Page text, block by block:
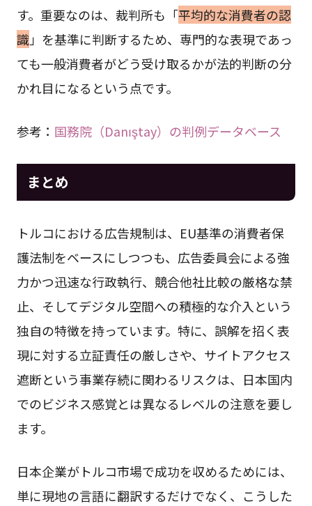
す。重要なのは、裁判所も「平均的な消費者の認
識」を基準に判断するため、専門的な表現であっ
ても一般消費者がどう受け取るかが法的判断の分
かれ目になるという点です。
参考： 国務院（Danıştay）の判例データベース
まとめ
トルコにおける広告規制は、EU基準の消費者保
護法制をベースにしつつも、広告委員会による強
力かつ迅速な行政執行、競合他社比較の厳格な禁
止、そしてデジタル空間への積極的な介入という
独自の特徴を持っています。特に、誤解を招く表
現に対する立証責任の厳しさや、サイトアクセス
遮断という事業存続に関わるリスクは、日本国内
でのビジネス感覚とは異なるレベルの注意を要し
ます。
日本企業がトルコ市場で成功を収めるためには、
単に現地の言語に翻訳するだけでなく、こうした